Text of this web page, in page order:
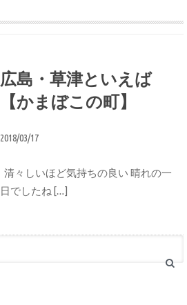
広島・草津といえば
【かまぼこの町】
2018/03/17
清々しいほど気持ちの良い 晴れの一
日でしたね […]